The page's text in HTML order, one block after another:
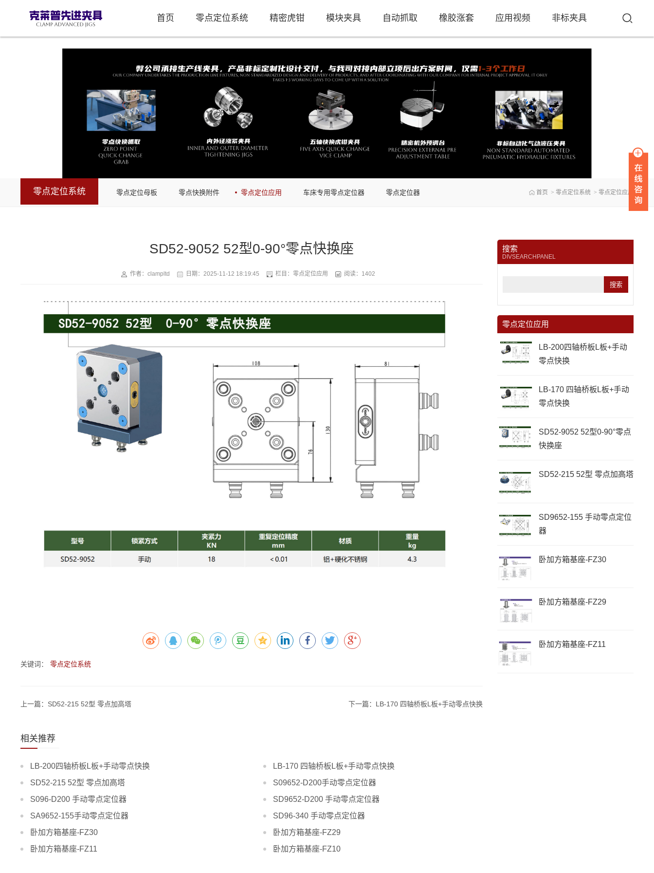
首页 零点定位系统 精密虎钳 模块夹具 自动抓取 橡胶涨套 应用视频 非标夹具
首页 > 零点定位系统 > 零点定位应用
零点定位系统 零点定位母板 零点快换附件 零点定位应用 车床专用零点定位器 零点定位器
搜索
DIVSEARCHPANEL
零点定位应用
LB-200四轴桥板L板+手动
零点快换
LB-170 四轴桥板L板+手动
零点快换
SD52-9052 52型0-90°零点
快换座
SD52-215 52型 零点加高塔
SD9652-155 手动零点定位
器
卧加方箱基座-FZ30
卧加方箱基座-FZ29
卧加方箱基座-FZ11
SD52-9052 52型0-90°零点快换座
作者：clampltd 日期： 2025-11-12 18:19:45 栏目： 零点定位应用 阅读：1402
关键词： 零点定位系统
上一篇：SD52-215 52型 零点加高塔 下一篇：LB-170 四轴桥板L板+手动零点快换
相关推荐
LB-200四轴桥板L板+手动零点快换
LB-170 四轴桥板L板+手动零点快换
SD52-215 52型 零点加高塔
S09652-D200手动零点定位器
S096-D200 手动零点定位器
SD9652-D200 手动零点定位器
SA9652-155手动零点定位器
SD96-340 手动零点定位器
卧加方箱基座-FZ30
卧加方箱基座-FZ29
卧加方箱基座-FZ11
卧加方箱基座-FZ10